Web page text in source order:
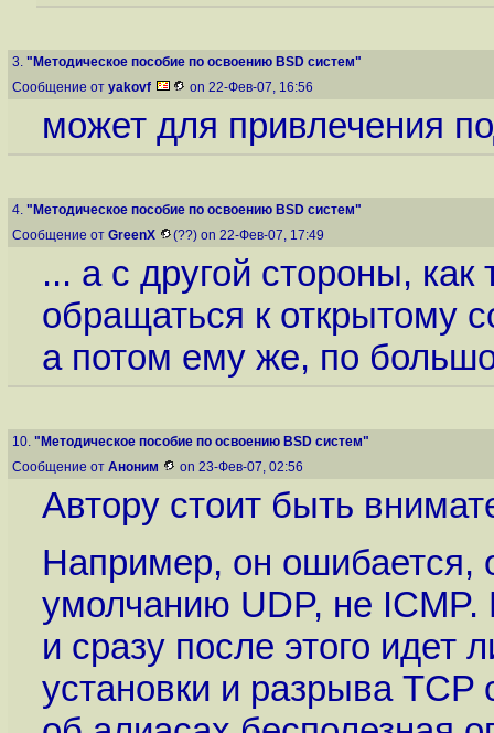
3. "Методическое пособие по освоению BSD систем"
Сообщение от yakovf on 22-Фев-07, 16:56
может для привлечения
4. "Методическое пособие по освоению BSD систем"
Сообщение от GreenX (??) on 22-Фев-07, 17:49
... а с другой стороны, как
обращаться к открытому
а потом ему же, по
10. "Методическое пособие по освоению BSD систем"
Сообщение от Аноним on 23-Фев-07, 02:56
Автору стоит быть
Например, он ошибается,
умолчанию UDP, не
и сразу после этого идет
установки и разрыва